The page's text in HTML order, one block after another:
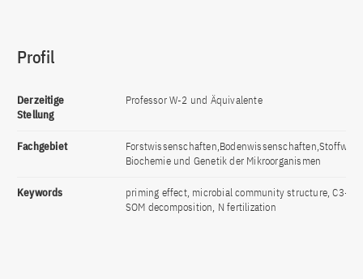
Profil
Derzeitige
Stellung
Professor W-2 und Äquivalente
Fachgebiet
Biochemie und Genetik der Mikroorganismen
Keywords
priming effect, microbial community structure, C3-
SOM decomposition, N fertilization